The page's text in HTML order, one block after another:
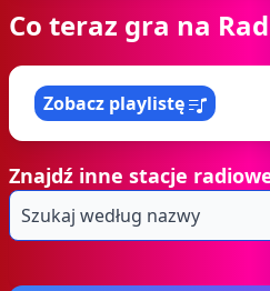
Co teraz gra na
Zobacz playlistę
Znajdź inne stacje